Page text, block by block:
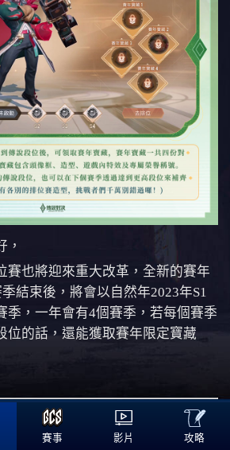
，
賽也將迎來重大改革，全新的賽年
結束後，將會以自然年2023年S1
季，一年會有4個賽季，若每個賽季
位的話，還能獲取賽年限定寶藏
全新賽年排位
賽事 影片

攻略